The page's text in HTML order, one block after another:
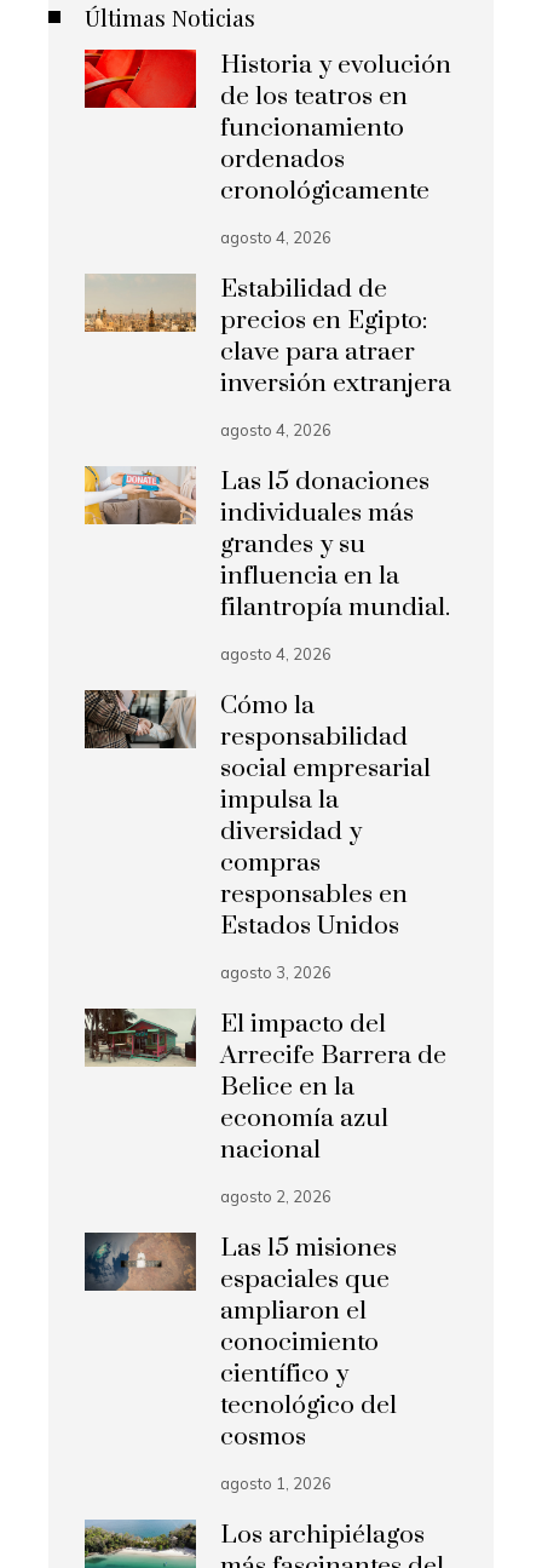
Últimas Noticias
Historia y evolución
de los teatros en
funcionamiento
ordenados
cronológicamente
agosto 4, 2026
Estabilidad de
precios en Egipto:
clave para atraer
inversión extranjera
agosto 4, 2026
Las 15 donaciones
individuales más
grandes y su
influencia en la
filantropía mundial.
agosto 4, 2026
Cómo la
responsabilidad
social empresarial
impulsa la
diversidad y
compras
responsables en
Estados Unidos
agosto 3, 2026
El impacto del
Arrecife Barrera de
Belice en la
economía azul
nacional
agosto 2, 2026
Las 15 misiones
espaciales que
ampliaron el
conocimiento
científico y
tecnológico del
cosmos
agosto 1, 2026
Los archipiélagos